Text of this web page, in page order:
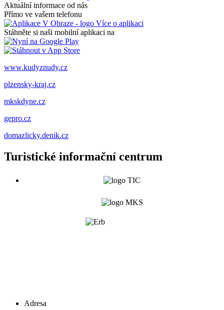
Aktuální informace od nás
Přímo ve vašem telefonu
Více o aplikaci
Stáhněte si naši mobilní aplikaci na
www.kudyznudy.cz
plzensky-kraj.cz
mkskdyne.cz
gepro.cz
domazlicky.denik.cz
Turistické informační centrum
Adresa